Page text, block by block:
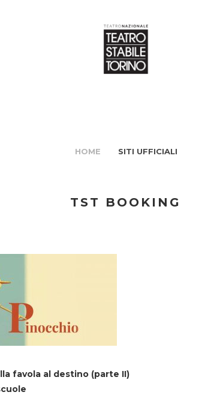
HOME SITI UFFICIALI
TST BOOKING
favola al destino (parte II)